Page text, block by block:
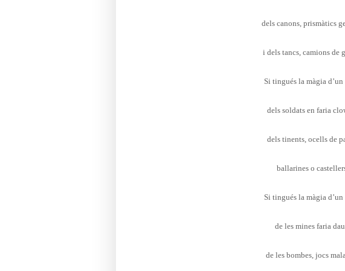
dels canons, prismàtics
i dels tancs, camions de
Si tingués la màgia d’un
dels soldats en faria
dels tinents, ocells de
ballarines o
Si tingués la màgia d’un
de les mines faria
de les bombes, jocs